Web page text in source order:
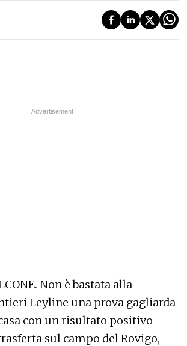
Non è bastata alla
Leyline una prova gagliarda
con un risultato positivo
sul campo del Rovigo,